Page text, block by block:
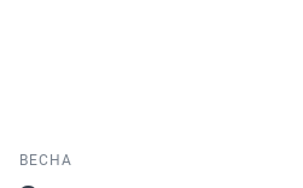
ВЕСНА